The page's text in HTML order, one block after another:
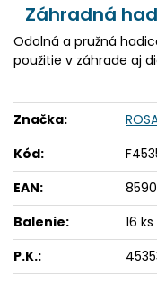
Záhradná
Odolná a pružná
použitie v záhrade aj
Značka:
Kód:
EAN:
Balenie:
16 ks
P.K.: